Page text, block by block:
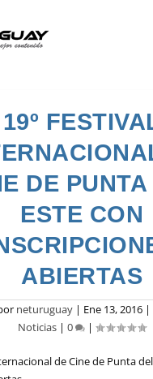
19º
DE
ESTE CON
ABIERTAS
neturuguay | Ene 13, 2016 |
Noticias | 0 |